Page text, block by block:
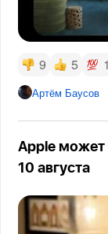
9 5 1
Артём Баусов
Apple может
10 августа